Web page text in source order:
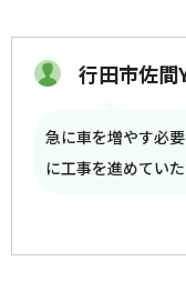
行田市佐間
急に車を増やす必
に工事を進めてい